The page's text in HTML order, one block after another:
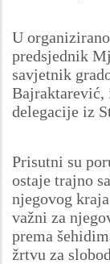
U
predsjednik
savjetnik
Bajraktarević,
delegacije iz
Prisutni su
ostaje trajno
njegovog
važni za
prema
žrtvu za